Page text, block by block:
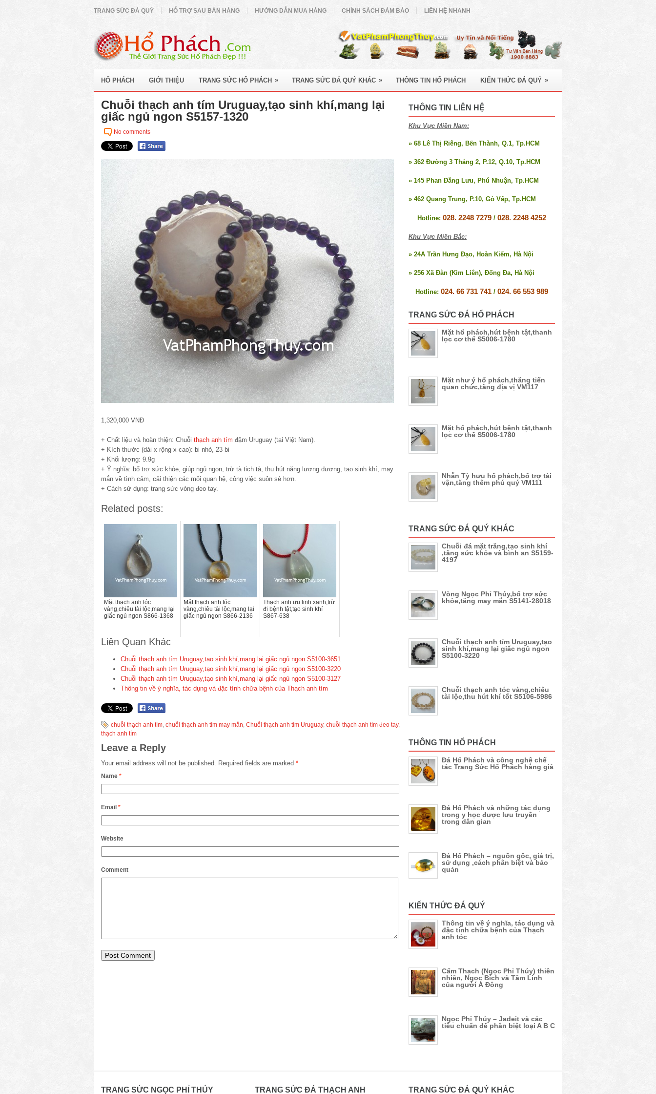
TRANG SỨC ĐÁ QUÝ HỖ TRỢ SAU BÁN HÀNG HƯỚNG DẪN MUA HÀNG CHÍNH SÁCH ĐẢM BẢO LIÊN HỆ NHANH
HỔ PHÁCH GIỚI THIỆU TRANG SỨC HỔ PHÁCH » TRANG SỨC ĐÁ QUÝ KHÁC » THÔNG TIN HỔ PHÁCH KIẾN THỨC ĐÁ QUÝ »
Chuỗi thạch anh tím Uruguay,tạo sinh khí,mang lại
giấc ngủ ngon S5157-1320
No comments
1,320,000 VNĐ
+ Chất liệu và hoàn thiện: Chuỗi thạch anh tím đậm Uruguay (tại Việt Nam).
+ Kích thước (dài x rộng x cao): bi nhỏ, 23 bi
+ Khối lượng: 9.9g
+ Ý nghĩa: bổ trợ sức khỏe, giúp ngủ ngon, trừ tà tịch tà, thu hút năng lượng dương, tạo sinh khí, may
mắn về tình cảm, cải thiện các mối quan hệ, công việc suôn sẻ hơn.
+ Cách sử dụng: trang sức vòng đeo tay.
Related posts:
Mặt thạch anh tóc
vàng,chiêu tài lộc,mang lại
giấc ngủ ngon S866-1368
Mặt thạch anh tóc
vàng,chiêu tài lộc,mang lại
giấc ngủ ngon S866-2136
Thạch anh ưu linh xanh,trừ
đi bệnh tật,tạo sinh khí
S867-638
Liên Quan Khác
Chuỗi thạch anh tím Uruguay,tạo sinh khí,mang lại giấc ngủ ngon S5100-3651
Chuỗi thạch anh tím Uruguay,tạo sinh khí,mang lại giấc ngủ ngon S5100-3220
Chuỗi thạch anh tím Uruguay,tạo sinh khí,mang lại giấc ngủ ngon S5100-3127
Thông tin về ý nghĩa, tác dụng và đặc tính chữa bệnh của Thạch anh tím
chuỗi thạch anh tím, chuỗi thạch anh tím may mắn, Chuỗi thạch anh tím Uruguay, chuỗi thạch anh tím đeo tay,
thạch anh tím
Leave a Reply
Your email address will not be published. Required fields are marked *
Name *
Email *
Website
Comment
THÔNG TIN LIÊN HỆ
Khu Vực Miền Nam:
» 68 Lê Thị Riêng, Bến Thành, Q.1, Tp.HCM
» 362 Đường 3 Tháng 2, P.12, Q.10, Tp.HCM
» 145 Phan Đăng Lưu, Phú Nhuận, Tp.HCM
» 462 Quang Trung, P.10, Gò Vấp, Tp.HCM
Hotline: 028. 2248 7279 / 028. 2248 4252
Khu Vực Miền Bắc:
» 24A Trần Hưng Đạo, Hoàn Kiếm, Hà Nội
» 256 Xã Đàn (Kim Liên), Đống Đa, Hà Nội
Hotline: 024. 66 731 741 / 024. 66 553 989
TRANG SỨC ĐÁ HỔ PHÁCH
Mặt hổ phách,hút bệnh tật,thanh
lọc cơ thể S5006-1780
Mặt như ý hổ phách,thăng tiến
quan chức,tăng địa vị VM117
Mặt hổ phách,hút bệnh tật,thanh
lọc cơ thể S5006-1780
Nhẫn Tỳ hưu hổ phách,bổ trợ tài
vận,tăng thêm phú quý VM111
TRANG SỨC ĐÁ QUÝ KHÁC
Chuỗi đá mặt trăng,tạo sinh khí
,tăng sức khỏe và bình an S5159-
4197
Vòng Ngọc Phỉ Thúy,bổ trợ sức
khỏe,tăng may mắn S5141-28018
Chuỗi thạch anh tím Uruguay,tạo
sinh khí,mang lại giấc ngủ ngon
S5100-3220
Chuỗi thạch anh tóc vàng,chiêu
tài lộc,thu hút khí tốt S5106-5986
THÔNG TIN HỔ PHÁCH
Đá Hổ Phách và công nghệ chế
tác Trang Sức Hổ Phách hàng giả
Đá Hổ Phách và những tác dụng
trong y học được lưu truyền
trong dân gian
Đá Hổ Phách – nguồn gốc, giá trị,
sử dụng ,cách phân biệt và bảo
quản
KIẾN THỨC ĐÁ QUÝ
Thông tin về ý nghĩa, tác dụng và
đặc tính chữa bệnh của Thạch
anh tóc
Cẩm Thạch (Ngọc Phỉ Thúy) thiên
nhiên, Ngọc Bích và Tâm Linh
của người Á Đông
Ngọc Phỉ Thúy – Jadeit và các
tiêu chuẩn để phân biệt loại A B C
TRANG SỨC NGỌC PHỈ THÚY TRANG SỨC ĐÁ THẠCH ANH TRANG SỨC ĐÁ QUÝ KHÁC